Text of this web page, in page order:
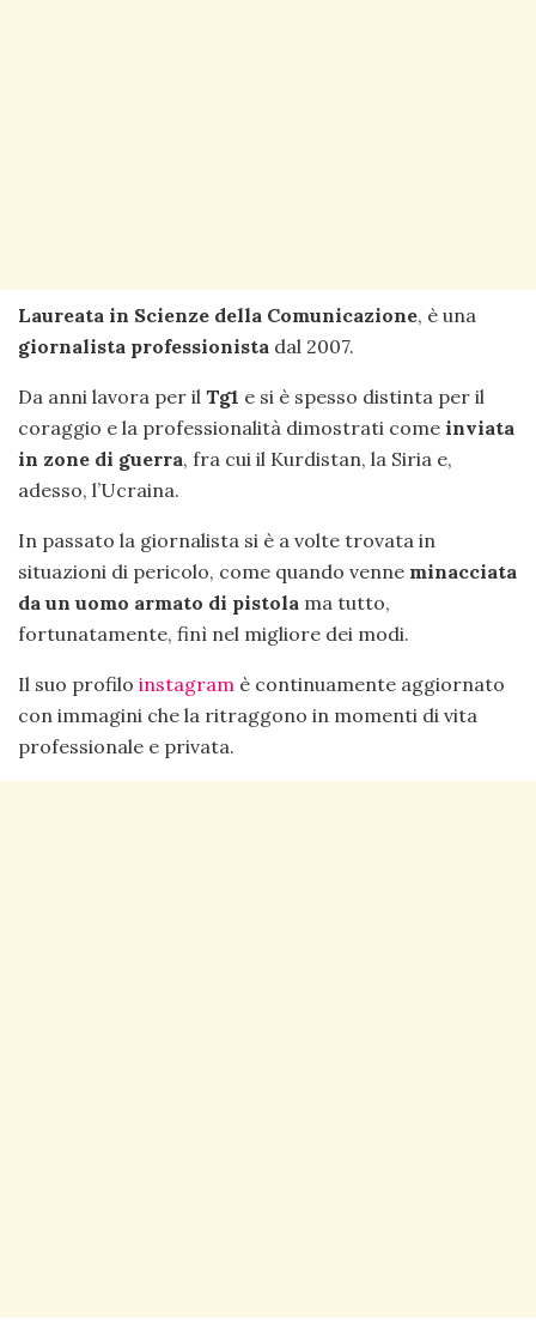
Laureata in Scienze della Comunicazione, è una
giornalista professionista dal 2007.
Da anni lavora per il Tg1 e si è spesso distinta per il
coraggio e la professionalità dimostrati come inviata
in zone di guerra, fra cui il Kurdistan, la Siria e,
adesso, l’Ucraina.
In passato la giornalista si è a volte trovata in
situazioni di pericolo, come quando venne minacciata
da un uomo armato di pistola ma tutto,
fortunatamente, finì nel migliore dei modi.
Il suo profilo instagram è continuamente aggiornato
con immagini che la ritraggono in momenti di vita
professionale e privata.